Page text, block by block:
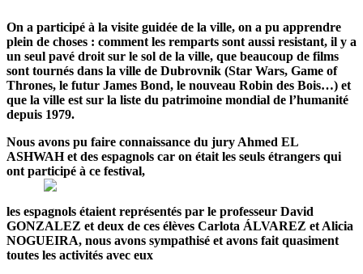
On a participé à la visite guidée de la ville, on a pu apprendre
plein de choses : comment les remparts sont aussi resistant, il y a
un seul pavé droit sur le sol de la ville, que beaucoup de films
sont tournés dans la ville de Dubrovnik (Star Wars, Game of
Thrones, le futur James Bond, le nouveau Robin des Bois…) et
que la ville est sur la liste du patrimoine mondial de l’humanité
depuis 1979.
Nous avons pu faire connaissance du jury Ahmed EL
ASHWAH et des espagnols car on était les seuls étrangers qui
ont participé à ce festival,
les espagnols étaient représentés par le professeur David
GONZALEZ et deux de ces élèves Carlota ÁLVAREZ et Alicia
NOGUEIRA, nous avons sympathisé et avons fait quasiment
toutes les activités avec eux